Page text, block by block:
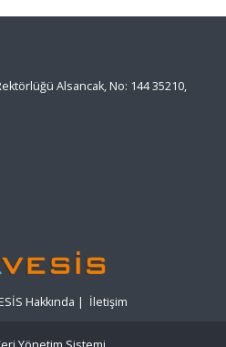
Alsancak, No: 144 35210,
Hakkında | İletişim